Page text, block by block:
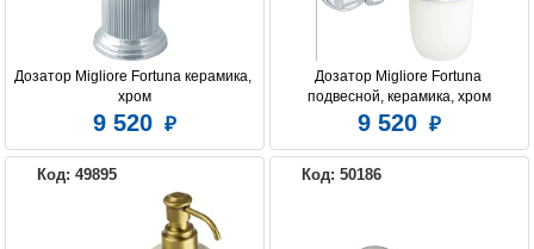
Дозатор Migliore Fortuna керамика,
хром
9 520
Дозатор Migliore Fortuna
подвесной, керамика, хром
9 520
Код: 49895 Код: 50186